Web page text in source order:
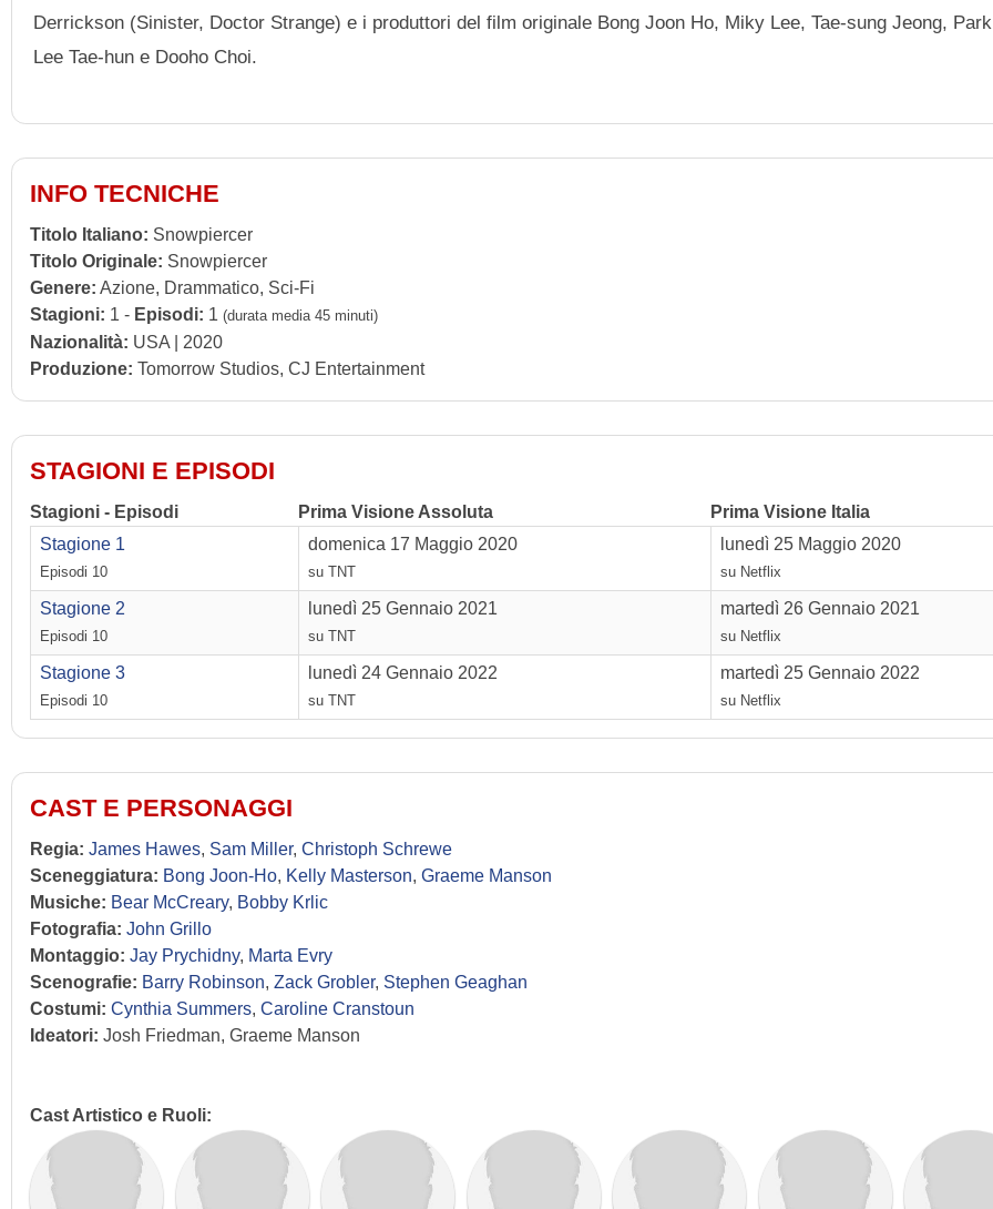
Derrickson (Sinister, Doctor Strange) e i produttori del film originale Bong Joon Ho, Miky Lee, Tae-sung Jeong,
Lee Tae-hun e Dooho Choi.
INFO TECNICHE
Titolo Italiano: Snowpiercer
Titolo Originale: Snowpiercer
Genere: Azione, Drammatico, Sci-Fi
Stagioni: 1 - Episodi: 1 (durata media 45 minuti)
Nazionalità: USA | 2020
Produzione: Tomorrow Studios, CJ Entertainment
STAGIONI E EPISODI
Stagioni - Episodi Prima Visione Assoluta
Prima Visione Italia
Stagione 1
Episodi 10
domenica 17 Maggio 2020
su TNT
lunedì 25 Maggio 2020
su Netflix
Stagione 2
Episodi 10
lunedì 25 Gennaio 2021
su TNT
martedì 26 Gennaio 2021
su Netflix
Stagione 3
Episodi 10
lunedì 24 Gennaio 2022
su TNT
martedì 25 Gennaio 2022
su Netflix
CAST E PERSONAGGI
Regia: James Hawes, Sam Miller, Christoph Schrewe
Sceneggiatura: Bong Joon-Ho, Kelly Masterson, Graeme Manson
Musiche: Bear McCreary, Bobby Krlic
Fotografia: John Grillo
Montaggio: Jay Prychidny, Marta Evry
Scenografie: Barry Robinson, Zack Grobler, Stephen Geaghan
Costumi: Cynthia Summers, Caroline Cranstoun
Ideatori: Josh Friedman, Graeme Manson
Cast Artistico e Ruoli: